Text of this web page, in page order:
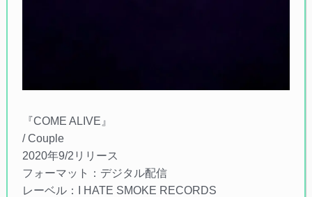
『COME ALIVE』
/ Couple
2020年9/2リリース
フォーマット：デジタル配信
レーベル：I HATE SMOKE RECORDS